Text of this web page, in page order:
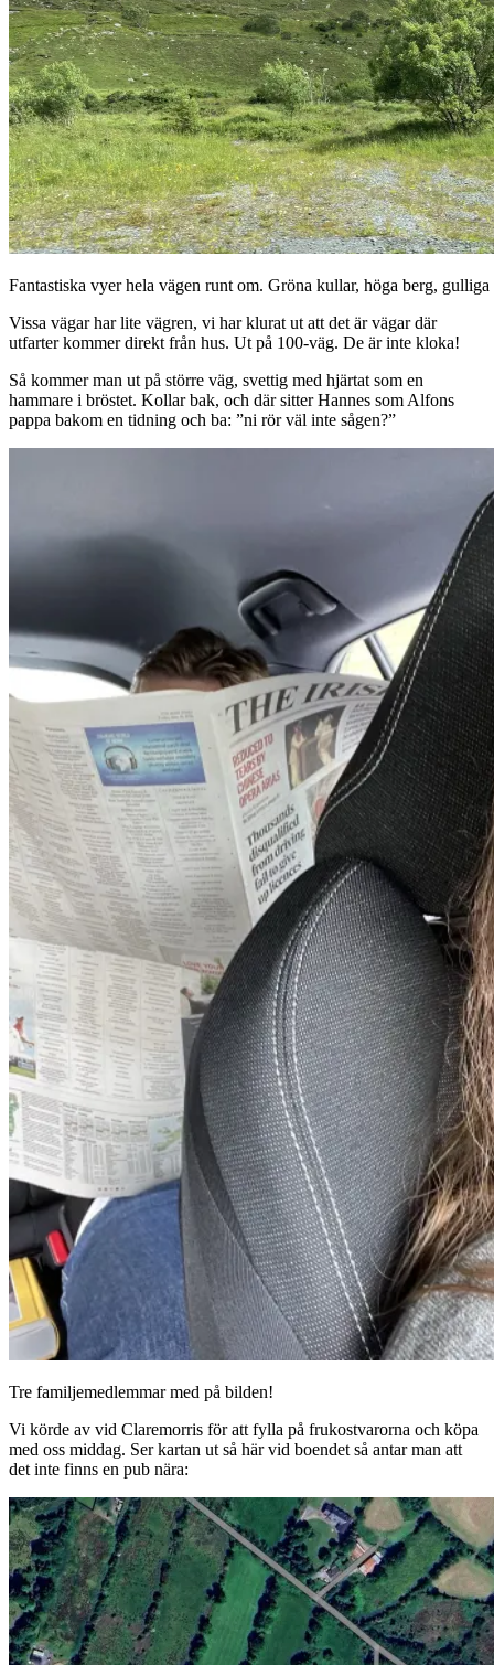
Fantastiska vyer hela vägen runt om. Gröna kullar, höga berg,
Vissa vägar har lite vägren, vi har klurat ut att det är vägar där
utfarter kommer direkt från hus. Ut på 100-väg. De är inte kloka!
Så kommer man ut på större väg, svettig med hjärtat som en
hammare i bröstet. Kollar bak, och där sitter Hannes som Alfons
pappa bakom en tidning och ba: ”ni rör väl inte sågen?”
Tre familjemedlemmar med på bilden!
Vi körde av vid Claremorris för att fylla på frukostvarorna och köpa
med oss middag. Ser kartan ut så här vid boendet så antar man att
det inte finns en pub nära: